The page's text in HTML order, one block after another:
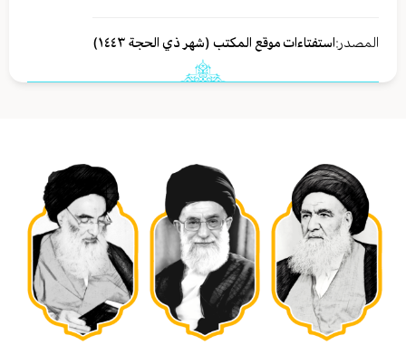
المصدر:استفتاءات موقع المكتب (شهر ذي الحجة ١٤٤٣)